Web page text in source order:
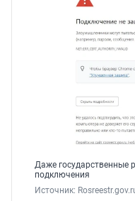
Даже государственные
подключения
Источник: